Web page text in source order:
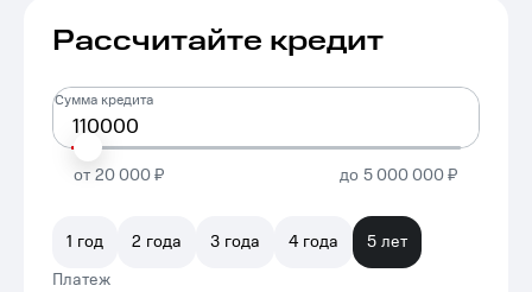
Рассчитайте кредит
Сумма кредита
от 20 000 ₽ до 5 000 000 ₽
1 год 2 года 3 года 4 года
5 лет
Платеж